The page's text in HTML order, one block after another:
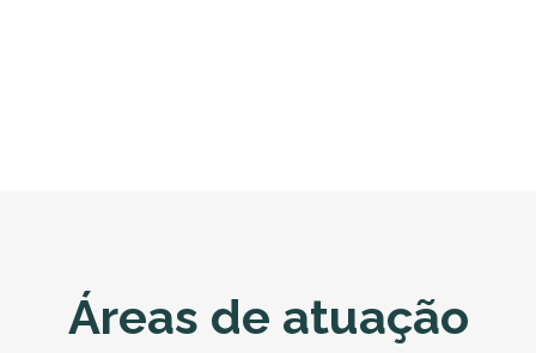
Áreas de atuação